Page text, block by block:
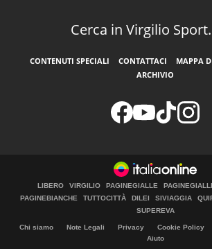
Cerca in Virgilio
CONTENUTI SPECIALI CONTATTACI MAPPA
ARCHIVIO
LIBERO VIRGILIO PAGINEGIALLE
PAGINEBIANCHE
TUTTOCITTÀ DILEI SIVIAGGIA
SUPEREVA
Chi siamo Note Legali Privacy Cookie Policy
Aiuto